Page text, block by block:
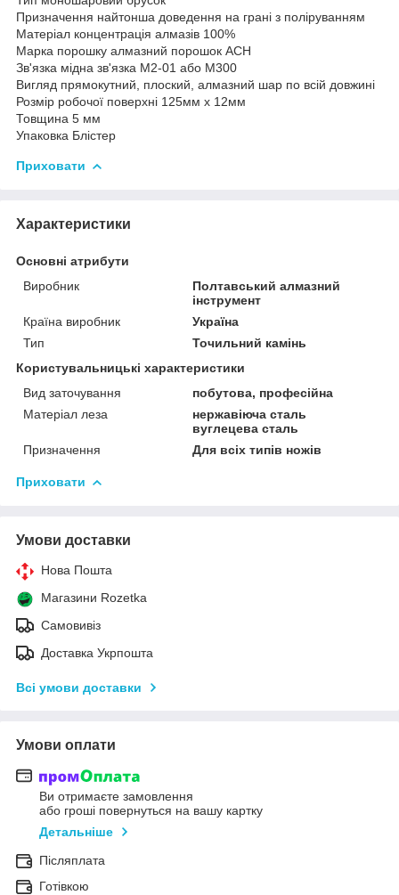
Призначення найтонша доведення на грані з поліруванням
Матеріал концентрація алмазів 100%
Марка порошку алмазний порошок АСН
Зв'язка мідна зв'язка М2-01 або М300
Вигляд прямокутний, плоский, алмазний шар по всій довжині
Розмір робочої поверхні 125мм х 12мм
Товщина 5 мм
Упаковка Блістер
Приховати
Характеристики
Основні атрибути
Виробник
Полтавський алмазний
інструмент
Країна виробник
Україна
Тип
Точильний камінь
Користувальницькі характеристики
Вид заточування
побутова, професійна
Матеріал леза
нержавіюча сталь
вуглецева сталь
Призначення
Для всіх типів ножів
Приховати
Умови доставки
Нова Пошта
Магазини Rozetka
Самовивіз
Доставка Укрпошта
Всі умови доставки
Умови оплати
Ви отримаєте замовлення
або гроші повернуться на вашу картку
Детальніше
Післяплата
Готівкою